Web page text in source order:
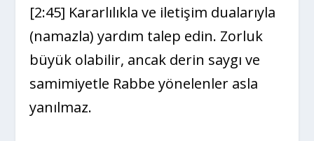
[2:45] Kararlılıkla ve iletişim dualarıyla
(namazla) yardım talep edin. Zorluk
büyük olabilir, ancak derin saygı ve
samimiyetle Rabbe yönelenler asla
yanılmaz.